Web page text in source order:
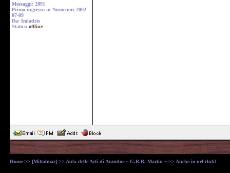
Messaggi: 2891
Primo ingresso in Numenor: 2002-
07-09
Da: Imladris
Status: offline
Home >> [Mittalmar] >> Aula delle Arti di Arandor ~ G.R.R. Martin ~ >> Anche io nel club!